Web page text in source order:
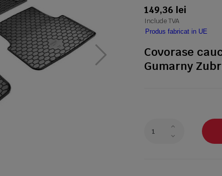
149,36 lei
Include TVA
Produs fabricat in UE
Covorase
Gumarny